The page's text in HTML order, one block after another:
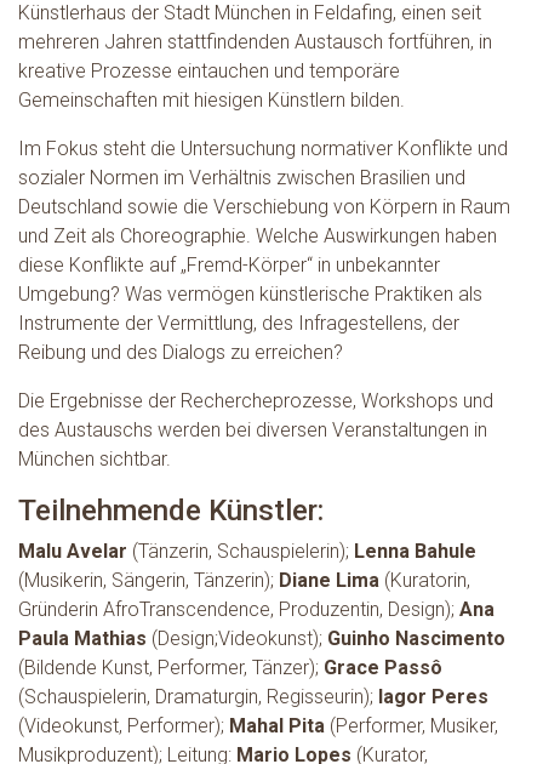
Künstlerhaus der Stadt München in Feldafing, einen seit
mehreren Jahren stattfindenden Austausch fortführen, in
kreative Prozesse eintauchen und temporäre
Gemeinschaften mit hiesigen Künstlern bilden.
Im Fokus steht die Untersuchung normativer Konflikte und
sozialer Normen im Verhältnis zwischen Brasilien und
Deutschland sowie die Verschiebung von Körpern in Raum
und Zeit als Choreographie. Welche Auswirkungen haben
diese Konflikte auf „Fremd-Körper“ in unbekannter
Umgebung? Was vermögen künstlerische Praktiken als
Instrumente der Vermittlung, des Infragestellens, der
Reibung und des Dialogs zu erreichen?
Die Ergebnisse der Rechercheprozesse, Workshops und
des Austauschs werden bei diversen Veranstaltungen in
München sichtbar.
Teilnehmende Künstler:
Malu Avelar (Tänzerin, Schauspielerin); Lenna Bahule
(Musikerin, Sängerin, Tänzerin); Diane Lima (Kuratorin,
Gründerin AfroTranscendence, Produzentin, Design); Ana
Paula Mathias (Design;Videokunst); Guinho Nascimento
(Bildende Kunst, Performer, Tänzer); Grace Passô
(Schauspielerin, Dramaturgin, Regisseurin); Iagor Peres
(Videokunst, Performer); Mahal Pita (Performer, Musiker,
Musikproduzent); Leitung: Mario Lopes (Kurator,